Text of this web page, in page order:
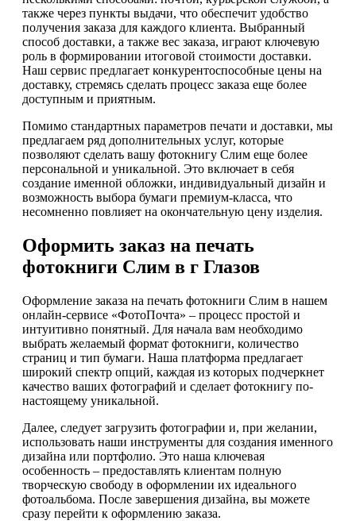
также через пункты выдачи, что обеспечит удобство
получения заказа для каждого клиента. Выбранный
способ доставки, а также вес заказа, играют ключевую
роль в формировании итоговой стоимости доставки.
Наш сервис предлагает конкурентоспособные цены на
доставку, стремясь сделать процесс заказа еще более
доступным и приятным.
Помимо стандартных параметров печати и доставки, мы
предлагаем ряд дополнительных услуг, которые
позволяют сделать вашу фотокнигу Слим еще более
персональной и уникальной. Это включает в себя
создание именной обложки, индивидуальный дизайн и
возможность выбора бумаги премиум-класса, что
несомненно повлияет на окончательную цену изделия.
Оформить заказ на печать
фотокниги Слим в г Глазов
Оформление заказа на печать фотокниги Слим в нашем
онлайн-сервисе «ФотоПочта» – процесс простой и
интуитивно понятный. Для начала вам необходимо
выбрать желаемый формат фотокниги, количество
страниц и тип бумаги. Наша платформа предлагает
широкий спектр опций, каждая из которых подчеркнет
качество ваших фотографий и сделает фотокнигу по-
настоящему уникальной.
Далее, следует загрузить фотографии и, при желании,
использовать наши инструменты для создания именного
дизайна или портфолио. Это наша ключевая
особенность – предоставлять клиентам полную
творческую свободу в оформлении их идеального
фотоальбома. После завершения дизайна, вы можете
сразу перейти к оформлению заказа.